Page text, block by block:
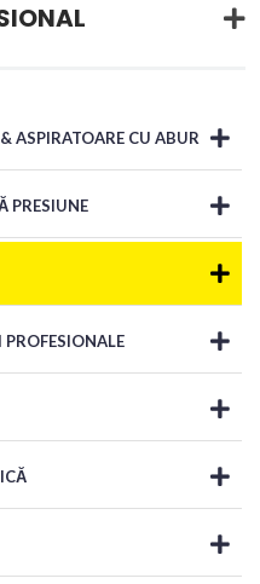
ASPIRATOARE CU ABUR
PRESIUNE